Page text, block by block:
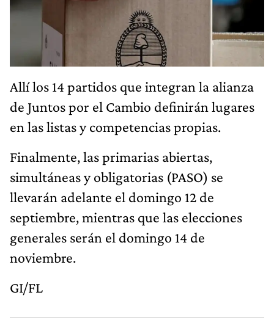
Allí los 14 partidos que integran la alianza
de Juntos por el Cambio definirán lugares
en las listas y competencias propias.
Finalmente, las primarias abiertas,
simultáneas y obligatorias (PASO) se
llevarán adelante el domingo 12 de
septiembre, mientras que las elecciones
generales serán el domingo 14 de
noviembre.
GI/FL